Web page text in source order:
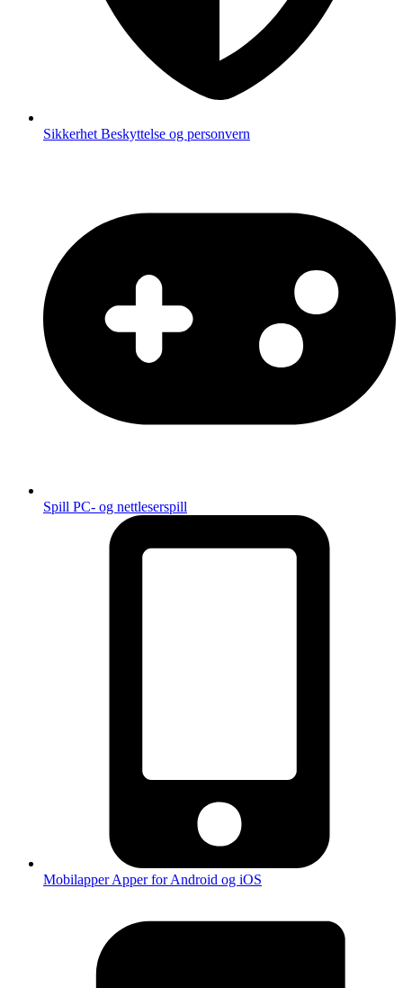
Sikkerhet Beskyttelse og personvern
Spill PC- og nettleserspill
MobilapperApper for Android og iOS